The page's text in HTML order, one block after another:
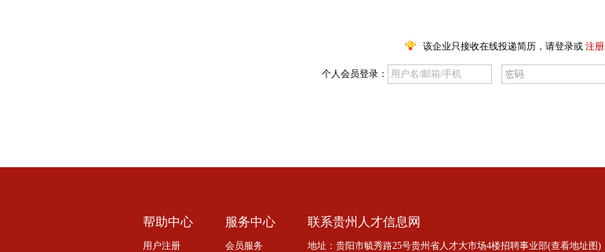
该企业只接收在线投递简历，请登录或 注册
个人会员登录：
帮助中心
用户注册
服务中心
会员服务
联系贵州人才信息网
地址：贵阳市毓秀路25号贵州省人才大市场4楼招聘事业部(查看地址图)